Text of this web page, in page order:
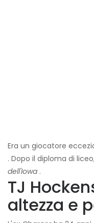
Era un giocatore
. Dopo il diploma di
dell'Iowa .
TJ
altezza e